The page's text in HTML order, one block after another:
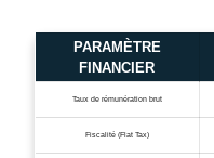
PARAMÈTRE
FINANCIER
Taux de rémunération brut
Fiscalité (Flat Tax)